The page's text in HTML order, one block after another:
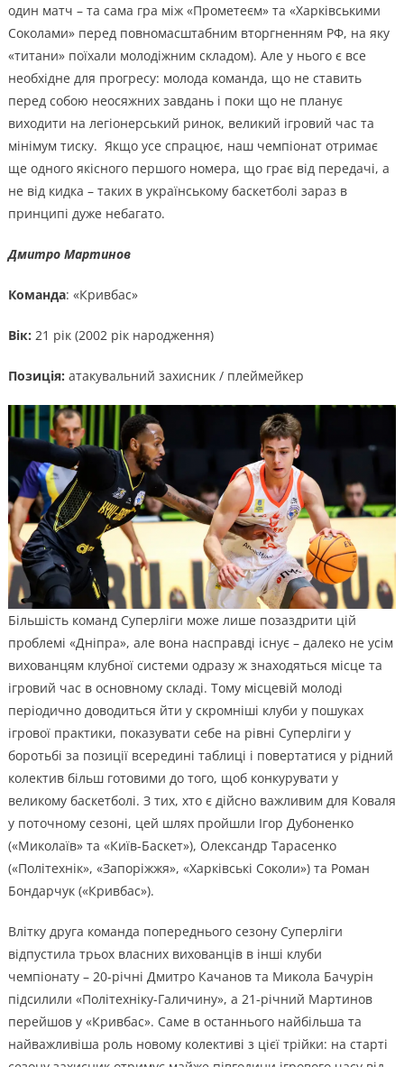
один матч – та сама гра між «Прометеєм» та «Харківськими
Соколами» перед повномасштабним вторгненням РФ, на яку
«титани» поїхали молодіжним складом). Але у нього є все
необхідне для прогресу: молода команда, що не ставить
перед собою неосяжних завдань і поки що не планує
виходити на легіонерський ринок, великий ігровий час та
мінімум тиску. Якщо усе спрацює, наш чемпіонат отримає
ще одного якісного першого номера, що грає від передачі, а
не від кидка – таких в українському баскетболі зараз в
принципі дуже небагато.
Дмитро Мартинов
Команда: «Кривбас»
Вік: 21 рік (2002 рік народження)
Позиція: атакувальний захисник / плеймейкер
Більшість команд Суперліги може лише позаздрити цій
проблемі «Дніпра», але вона насправді існує – далеко не усім
вихованцям клубної системи одразу ж знаходяться місце та
ігровий час в основному складі. Тому місцевій молоді
періодично доводиться йти у скромніші клуби у пошуках
ігрової практики, показувати себе на рівні Суперліги у
боротьбі за позиції всередині таблиці і повертатися у рідний
колектив більш готовими до того, щоб конкурувати у
великому баскетболі. З тих, хто є дійсно важливим для Коваля
у поточному сезоні, цей шлях пройшли Ігор Дубоненко
(«Миколаїв» та «Київ-Баскет»), Олександр Тарасенко
(«Політехнік», «Запоріжжя», «Харківські Соколи») та Роман
Бондарчук («Кривбас»).
Влітку друга команда попереднього сезону Суперліги
відпустила трьох власних вихованців в інші клуби
чемпіонату – 20-річні Дмитро Качанов та Микола Бачурін
підсилили «Політехніку-Галичину», а 21-річний Мартинов
перейшов у «Кривбас». Саме в останнього найбільша та
найважливіша роль новому колективі з цієї трійки: на старті